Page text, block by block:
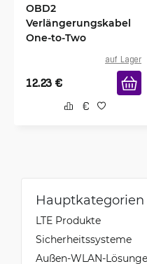
OBD2
Verlängerungskabel
One-to-Two
auf Lager
12.23 €
Hauptkategorien
LTE Produkte
Sicherheitssysteme
Außen-WLAN-